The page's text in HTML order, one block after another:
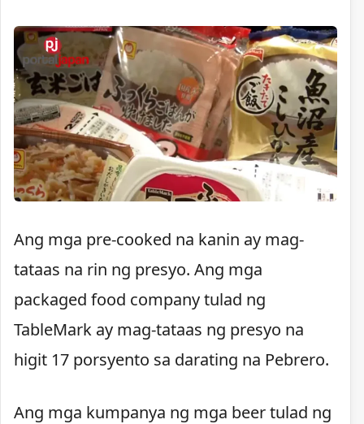
Ang mga pre-cooked na kanin ay mag-
tataas na rin ng presyo. Ang mga
packaged food company tulad ng
TableMark ay mag-tataas ng presyo na
higit 17 porsyento sa darating na Pebrero.
Ang mga kumpanya ng mga beer tulad ng